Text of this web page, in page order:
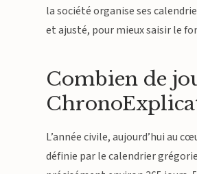
la société organise ses
et ajusté, pour mieux saisir le
Combien de
L’année civile, aujourd’hui au
définie par le calendrier